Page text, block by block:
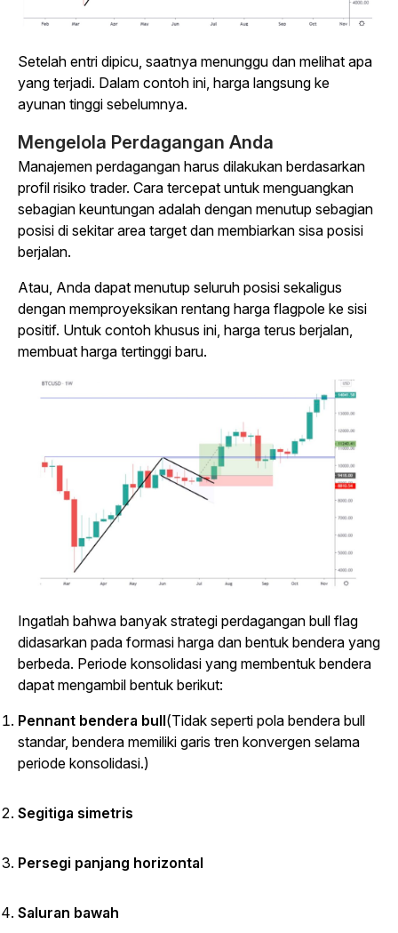
Setelah entri dipicu, saatnya menunggu dan melihat apa
yang terjadi. Dalam contoh ini, harga langsung ke
ayunan tinggi sebelumnya.
Mengelola Perdagangan Anda
Manajemen perdagangan harus dilakukan berdasarkan
profil risiko trader. Cara tercepat untuk menguangkan
sebagian keuntungan adalah dengan menutup sebagian
posisi di sekitar area target dan membiarkan sisa posisi
berjalan.
Atau, Anda dapat menutup seluruh posisi sekaligus
dengan memproyeksikan rentang harga flagpole ke sisi
positif. Untuk contoh khusus ini, harga terus berjalan,
membuat harga tertinggi baru.
Ingatlah bahwa banyak strategi perdagangan bull flag
didasarkan pada formasi harga dan bentuk bendera yang
berbeda. Periode konsolidasi yang membentuk bendera
dapat mengambil bentuk berikut:
Pennant bendera bull(Tidak seperti pola bendera bull
standar, bendera memiliki garis tren konvergen selama
periode konsolidasi.)
Segitiga simetris
Persegi panjang horizontal
Saluran bawah